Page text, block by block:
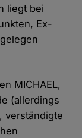
liegt bei
Ex-
MICHAEL,
(allerdings
verständigte